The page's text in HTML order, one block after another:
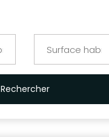
Rechercher